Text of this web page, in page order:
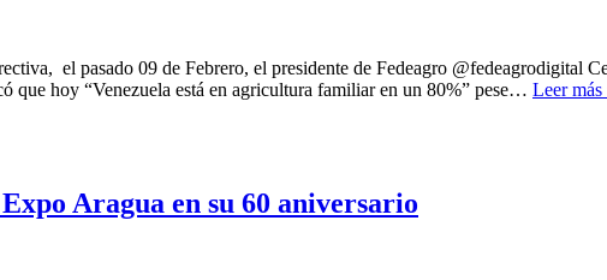
el pasado 09 de Febrero, el presidente de Fedeagro @fedeagrodigital
que hoy “Venezuela está en agricultura familiar en un 80%” pese… Leer más
Aragua en su 60 aniversario